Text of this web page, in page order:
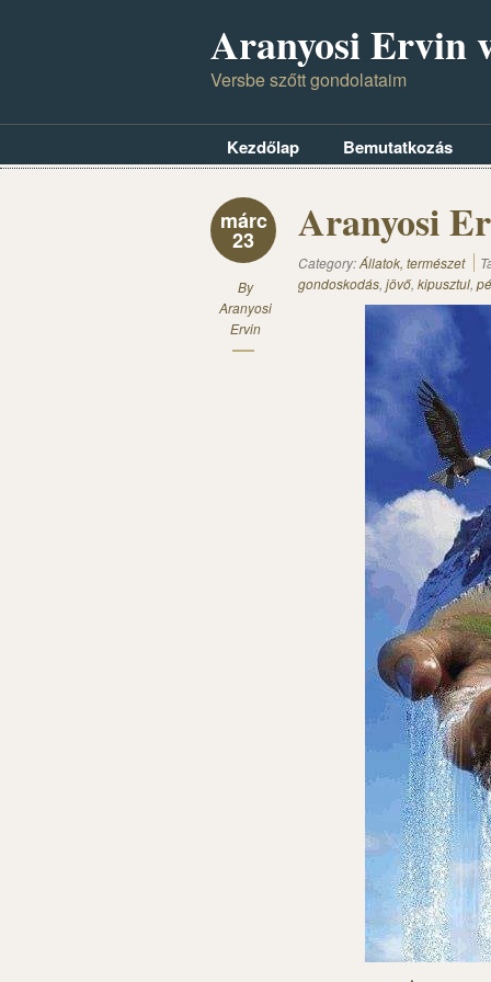
Aranyosi Ervin
Versbe szőtt gondolataim
Kezdőlap Bemutatkozás
márc
23
By
Aranyosi
Ervin
Aranyosi
Category:Állatok, természet
gondoskodás, jövő, kipusztul,